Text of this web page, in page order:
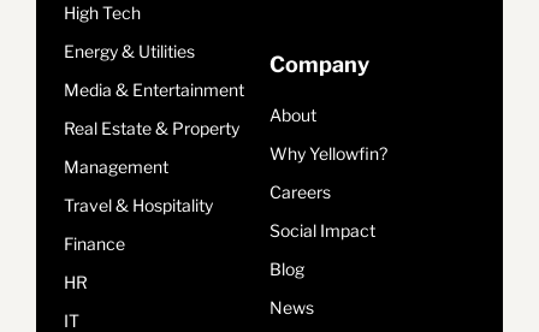
High Tech
Energy & Utilities
Media & Entertainment
Real Estate & Property
Management
Travel & Hospitality
Finance
HR
IT
Company
About
Why Yellowfin?
Careers
Social Impact
Blog
News